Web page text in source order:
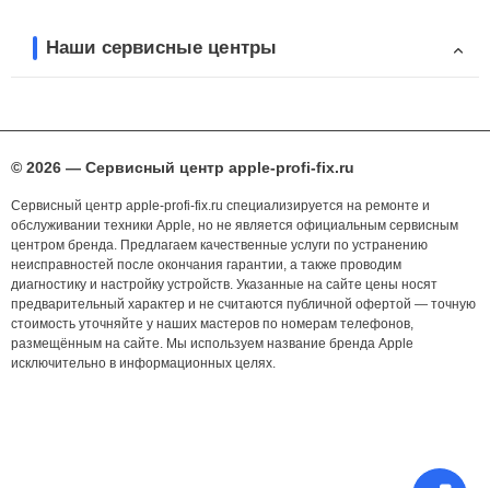
Наши сервисные центры
© 2026 — Сервисный центр apple-profi-fix.ru
Сервисный центр apple-profi-fix.ru специализируется на ремонте и
обслуживании техники Apple, но не является официальным сервисным
центром бренда. Предлагаем качественные услуги по устранению
неисправностей после окончания гарантии, а также проводим
диагностику и настройку устройств. Указанные на сайте цены носят
предварительный характер и не считаются публичной офертой — точную
стоимость уточняйте у наших мастеров по номерам телефонов,
размещённым на сайте. Мы используем название бренда Apple
исключительно в информационных целях.